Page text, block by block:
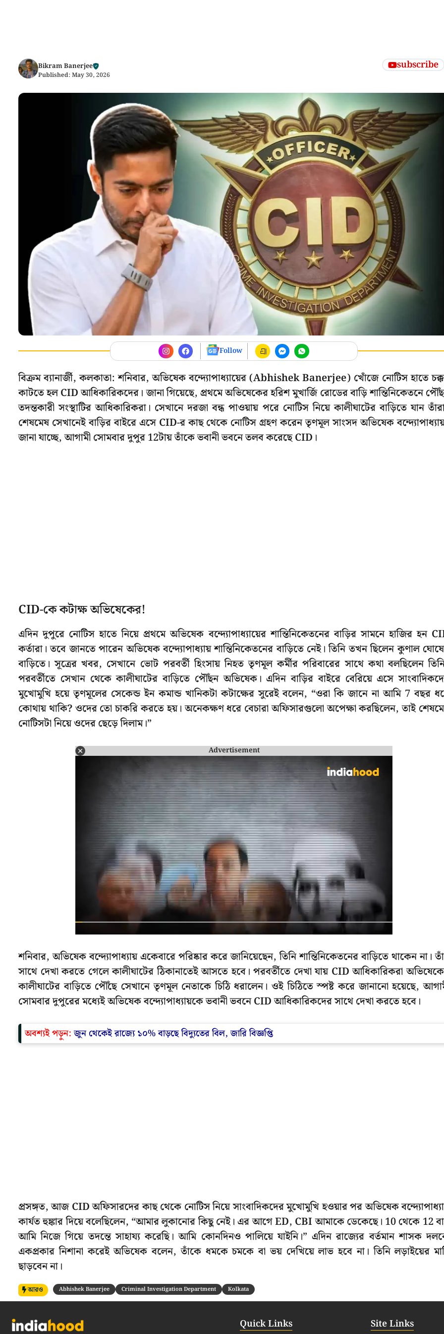
Bikram Banerjee
Published: May 30, 2026
subscribe
Follow
বিক্রম ব্যানার্জী, কলকাতা: শনিবার, অভিষেক বন্দ্যোপাধ্যায়ের (Abhishek Banerjee) খোঁজে নোটিস হাতে
কাটতে হল CID আধিকারিকদের। জানা গিয়েছে, প্রথমে অভিষেকের হরিশ মুখার্জি রোডের বাড়ি শান্তিনিকেতনে
তদন্তকারী সংস্থাটির আধিকারিকরা। সেখানে দরজা বন্ধ পাওয়ায় পরে নোটিস নিয়ে কালীঘাটের বাড়িতে যান
শেষমেষ সেখানেই বাড়ির বাইরে এসে CID-র কাছ থেকে নোটিস গ্রহণ করেন তৃণমূল সাংসদ অভিষেক
জানা যাচ্ছে, আগামী সোমবার দুপুর 12টায় তাঁকে ভবানী ভবনে তলব করেছে CID।
CID-কে কটাক্ষ অভিষেকের!
এদিন দুপুরে নোটিস হাতে নিয়ে প্রথমে অভিষেক বন্দ্যোপাধ্যায়ের শান্তিনিকেতনের বাড়ির সামনে হাজির হন
কর্তারা। তবে জানতে পারেন অভিষেক বন্দ্যোপাধ্যায় শান্তিনিকেতনের বাড়িতে নেই। তিনি তখন ছিলেন কুণাল
বাড়িতে। সূত্রের খবর, সেখানে ভোট পরবর্তী হিংসায় নিহত তৃণমূল কর্মীর পরিবারের সাথে কথা বলছিলেন
পরবর্তীতে সেখান থেকে কালীঘাটের বাড়িতে পৌঁছন অভিষেক। এদিন বাড়ির বাইরে বেরিয়ে এসে
মুখোমুখি হয়ে তৃণমূলের সেকেন্ড ইন কমান্ড খানিকটা কটাক্ষের সুরেই বলেন, “ওরা কি জানে না আমি 7 বছর
কোথায় থাকি? ওদের তো চাকরি করতে হয়। অনেকক্ষণ ধরে বেচারা অফিসারগুলো অপেক্ষা করছিলেন, তাই
নোটিসটা নিয়ে ওদের ছেড়ে দিলাম।”
Advertisement
শনিবার, অভিষেক বন্দ্যোপাধ্যায় একেবারে পরিষ্কার করে জানিয়েছেন, তিনি শান্তিনিকেতনের বাড়িতে থাকেন না।
সাথে দেখা করতে গেলে কালীঘাটের ঠিকানাতেই আসতে হবে। পরবর্তীতে দেখা যায় CID আধিকারিকরা
কালীঘাটের বাড়িতে পৌঁছে সেখানে তৃণমূল নেতাকে চিঠি ধরালেন। ওই চিঠিতে স্পষ্ট করে জানানো হয়েছে,
সোমবার দুপুরের মধ্যেই অভিষেক বন্দ্যোপাধ্যায়কে ভবানী ভবনে CID আধিকারিকদের সাথে দেখা করতে হবে।
অবশ্যই পড়ুন:জুন থেকেই রাজ্যে ১০% বাড়ছে বিদ্যুতের বিল, জারি বিজ্ঞপ্তি
প্রসঙ্গত, আজ CID অফিসারদের কাছ থেকে নোটিস নিয়ে সাংবাদিকদের মুখোমুখি হওয়ার পর অভিষেক
কার্যত হুঙ্কার দিয়ে বলেছিলেন, “আমার লুকানোর কিছু নেই। এর আগে ED, CBI আমাকে ডেকেছে। 10 থেকে 12
আমি নিজে গিয়ে তদন্তে সাহায্য করেছি। আমি কোনদিনও পালিয়ে যাইনি।” এদিন রাজ্যের বর্তমান শাসক
একপ্রকার নিশানা করেই অভিষেক বলেন, তাঁকে ধমকে চমকে বা ভয় দেখিয়ে লাভ হবে না। তিনি লড়াইয়ের
ছাড়বেন না।
আরও Abhishek Banerjee Criminal Investigation Department Kolkata
Quick Links Site Links